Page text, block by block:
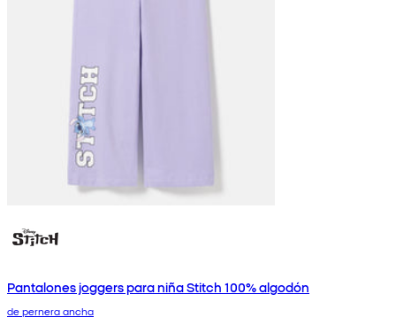
Pantalones joggers para niña Stitch 100% algodón
de pernera ancha